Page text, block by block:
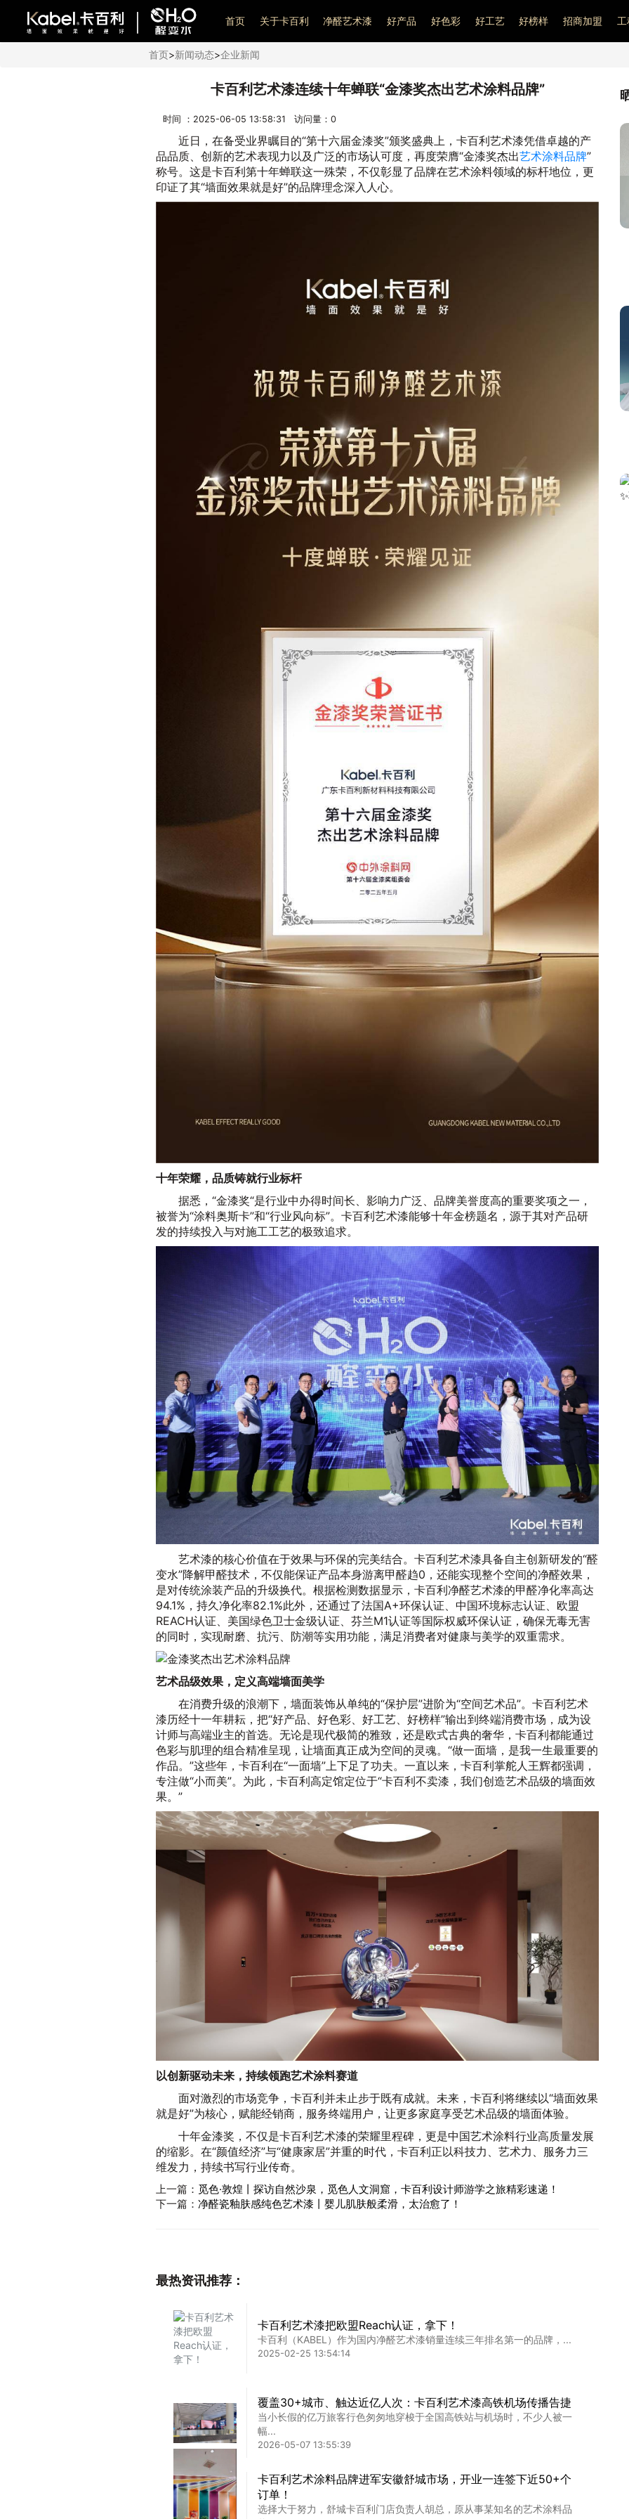
艺术漆加盟
首页 关于卡百利 净醛艺术漆 好产品 好色彩 好工艺 好榜样 招商加盟
首页>新闻动态>企业新闻
卡百利艺术漆连续十年蝉联“金漆奖杰出艺术涂料品牌”
时间 ：2025-06-05 13:58:31 访问量： 0
近日，在备受业界瞩目的“第十六届金漆奖”颁奖盛典上，卡百利艺术漆凭借卓越的产
品品质、创新的艺术表现力以及广泛的市场认可度，再度荣膺“金漆奖杰出艺术涂料品牌”
称号。这是卡百利第十年蝉联这一殊荣，不仅彰显了品牌在艺术涂料领域的标杆地位，更
印证了其“墙面效果就是好”的品牌理念深入人心。
十年荣耀，品质铸就行业标杆
据悉，“金漆奖“是行业中办得时间长、影响力广泛、品牌美誉度高的重要奖项之一，
被誉为“涂料奥斯卡”和“行业风向标”。卡百利艺术漆能够十年金榜题名，源于其对产品研
发的持续投入与对施工工艺的极致追求。
艺术漆的核心价值在于效果与环保的完美结合。卡百利艺术漆具备自主创新研发的“醛
变水”降解甲醛技术，不仅能保证产品本身游离甲醛趋0，还能实现整个空间的净醛效果，
是对传统涂装产品的升级换代。根据检测数据显示，卡百利净醛艺术漆的甲醛净化率高达
94.1%，持久净化率82.1%此外，还通过了法国A+环保认证、中国环境标志认证、欧盟
REACH认证、美国绿色卫士金级认证、芬兰M1认证等国际权威环保认证，确保无毒无害
的同时，实现耐磨、抗污、防潮等实用功能，满足消费者对健康与美学的双重需求。
艺术品级效果，定义高端墙面美学
在消费升级的浪潮下，墙面装饰从单纯的“保护层”进阶为“空间艺术品”。卡百利艺术
漆历经十一年耕耘，把“好产品、好色彩、好工艺、好榜样”输出到终端消费市场，成为设
计师与高端业主的首选。无论是现代极简的雅致，还是欧式古典的奢华，卡百利都能通过
色彩与肌理的组合精准呈现，让墙面真正成为空间的灵魂。“做一面墙，是我一生最重要的
作品。”这些年，卡百利在“一面墙”上下足了功夫。一直以来，卡百利掌舵人王辉都强调，
专注做“小而美”。为此，卡百利高定馆定位于“卡百利不卖漆，我们创造艺术品级的墙面效
果。”
以创新驱动未来，持续领跑艺术涂料赛道
面对激烈的市场竞争，卡百利并未止步于既有成就。未来，卡百利将继续以“墙面效果
就是好”为核心，赋能经销商，服务终端用户，让更多家庭享受艺术品级的墙面体验。
十年金漆奖，不仅是卡百利艺术漆的荣耀里程碑，更是中国艺术涂料行业高质量发展
的缩影。在“颜值经济”与“健康家居”并重的时代，卡百利正以科技力、艺术力、服务力三
维发力，持续书写行业传奇。
上一篇： 觅色·敦煌丨探访自然沙泉，觅色人文洞窟，卡百利设计师游学之旅精彩速递！
下一篇： 净醛瓷釉肤感纯色艺术漆丨婴儿肌肤般柔滑，太治愈了！
最热资讯推荐：
卡百利艺术漆把欧盟Reach认证，拿下！
卡百利（KABEL）作为国内净醛艺术漆销量连续三年排名第一的品牌，...
2025-02-25 13:54:14
覆盖30+城市、触达近亿人次：卡百利艺术漆高铁机场传播告捷
当小长假的亿万旅客行色匆匆地穿梭于全国高铁站与机场时，不少人被一
幅...
2026-05-07 13:55:39
卡百利艺术涂料品牌进军安徽舒城市场，开业一连签下近50+个
订单！
选择大于努力，舒城卡百利门店负责人胡总，原从事某知名的艺术涂料品